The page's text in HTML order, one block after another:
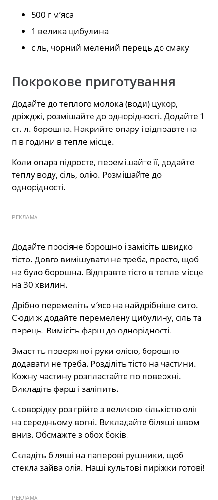
500 г м’яса
1 велика цибулина
сіль, чорний мелений перець до смаку
Покрокове приготування
Додайте до теплого молока (води) цукор,
дріжджі, розмішайте до однорідності. Додайте 1
ст. л. борошна. Накрийте опару і відправте на
пів години в тепле місце.
Коли опара підросте, перемішайте її, додайте
теплу воду, сіль, олію. Розмішайте до
однорідності.
РЕКЛАМА
Додайте просіяне борошно і замісіть швидко
тісто. Довго вимішувати не треба, просто, щоб
не було борошна. Відправте тісто в тепле місце
на 30 хвилин.
Дрібно перемеліть м’ясо на найдрібніше сито.
Сюди ж додайте перемелену цибулину, сіль та
перець. Вимісіть фарш до однорідності.
Змастіть поверхню і руки олією, борошно
додавати не треба. Розділіть тісто на частини.
Кожну частину розпластайте по поверхні.
Викладіть фарш і заліпить.
Сковорідку розігрійте з великою кількістю олії
на середньому вогні. Викладайте біляші швом
вниз. Обсмажте з обох боків.
Складіть біляші на паперові рушники, щоб
стекла зайва олія. Наші культові пиріжки готові!
РЕКЛАМА